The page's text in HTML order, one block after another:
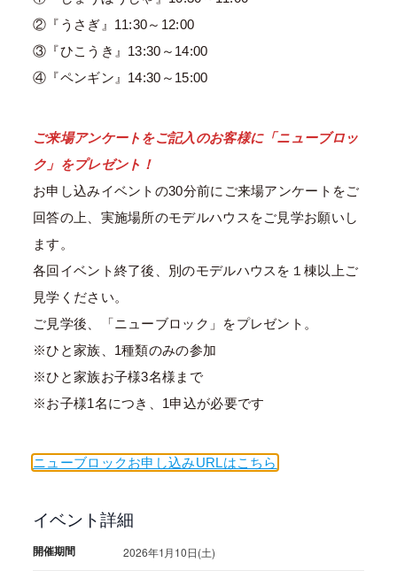
②『うさぎ』11:30～12:00
③『ひこうき』13:30～14:00
④『ペンギン』14:30～15:00
ご来場アンケートをご記入のお客様に「ニューブロッ
ク」をプレゼント！
お申し込みイベントの30分前にご来場アンケートをご
回答の上、実施場所のモデルハウスをご見学お願いし
ます。
各回イベント終了後、別のモデルハウスを１棟以上ご
見学ください。
ご見学後、「ニューブロック」をプレゼント。
※ひと家族、1種類のみの参加
※ひと家族お子様3名様まで
※お子様1名につき、1申込が必要です
ニューブロックお申し込みURLはこちら
イベント詳細
開催期間 2026年1月10日(土)